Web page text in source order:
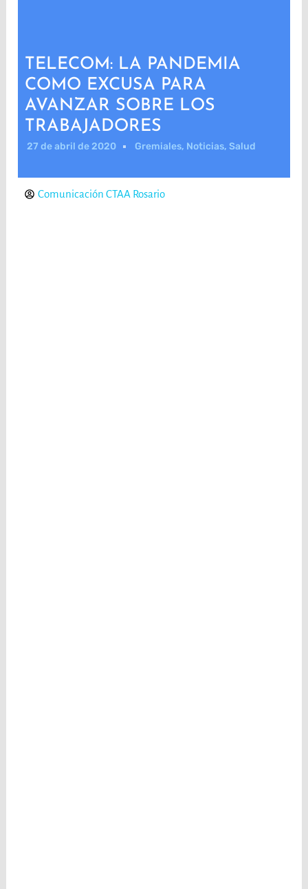
TELECOM: LA PANDEMIA
COMO EXCUSA PARA
AVANZAR SOBRE LOS
TRABAJADORES
27 de abril de 2020 Gremiales, Noticias,Salud
Comunicación CTAA Rosario